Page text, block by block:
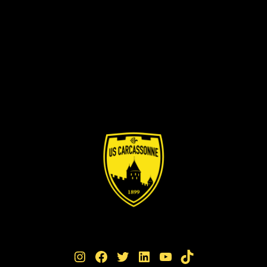
Instagram Facebook Twitter LinkedIn YouTube TikTok